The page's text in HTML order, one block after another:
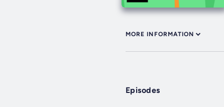
MORE INFORMATION
Episodes